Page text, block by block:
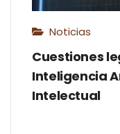
Noticias
Cuestiones
Inteligencia
Intelectual